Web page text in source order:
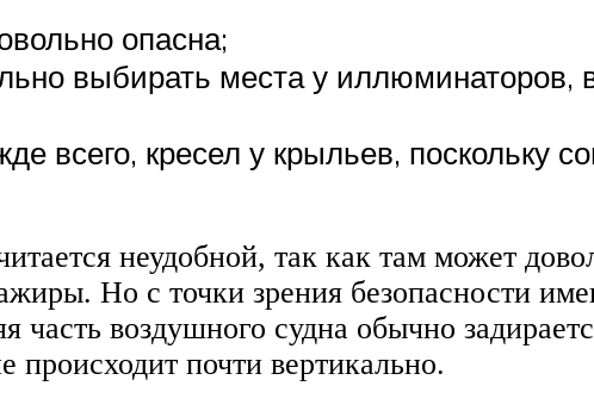
опасна;
выбирать места у иллюминаторов,
всего, кресел у крыльев, поскольку
неудобной, так как там может
Но с точки зрения безопасности
часть воздушного судна обычно
почти вертикально.